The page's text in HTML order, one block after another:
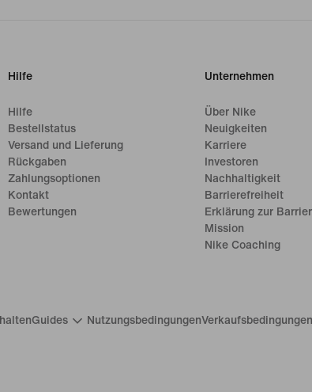
Hilfe
Hilfe
Bestellstatus
Versand und Lieferung
Rückgaben
Zahlungsoptionen
Kontakt
Bewertungen
Unternehmen
Über Nike
Neuigkeiten
Karriere
Investoren
Nachhaltigkeit
Barrierefreiheit
Erklärung zur
Mission
Nike Coaching
Guides NutzungsbedingungenVerkaufsbedingungen